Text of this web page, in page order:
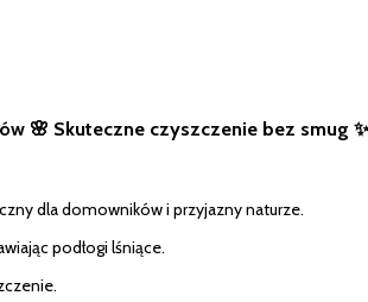
🌸 Skuteczne czyszczenie bez smug
dla domowników i przyjazny naturze.
podłogi lśniące.